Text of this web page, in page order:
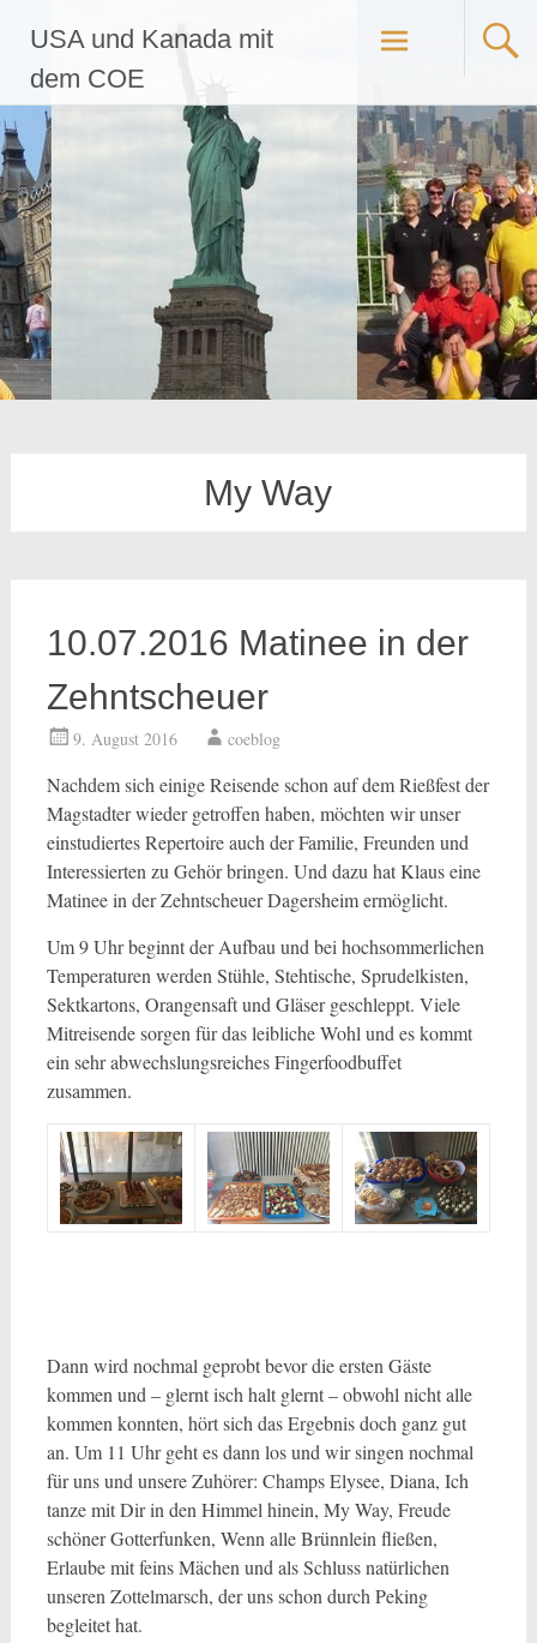
Inhalt
springen
USA und Kanada mit
dem COE
My Way
10.07.2016 Matinee in der
Zehntscheuer
9. August 2016 coeblog
Nachdem sich einige Reisende schon auf dem Rießfest der
Magstadter wieder getroffen haben, möchten wir unser
einstudiertes Repertoire auch der Familie, Freunden und
Interessierten zu Gehör bringen. Und dazu hat Klaus eine
Matinee in der Zehntscheuer Dagersheim ermöglicht.
Um 9 Uhr beginnt der Aufbau und bei hochsommerlichen
Temperaturen werden Stühle, Stehtische, Sprudelkisten,
Sektkartons, Orangensaft und Gläser geschleppt. Viele
Mitreisende sorgen für das leibliche Wohl und es kommt
ein sehr abwechslungsreiches Fingerfoodbuffet
zusammen.
Dann wird nochmal geprobt bevor die ersten Gäste
kommen und – glernt isch halt glernt – obwohl nicht alle
kommen konnten, hört sich das Ergebnis doch ganz gut
an. Um 11 Uhr geht es dann los und wir singen nochmal
für uns und unsere Zuhörer: Champs Elysee, Diana, Ich
tanze mit Dir in den Himmel hinein, My Way, Freude
schöner Gotterfunken, Wenn alle Brünnlein fließen,
Erlaube mit feins Mächen und als Schluss natürlichen
unseren Zottelmarsch, der uns schon durch Peking
begleitet hat.